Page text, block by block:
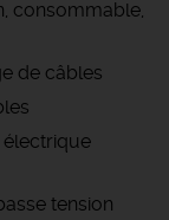
consommable,
de câbles
tension